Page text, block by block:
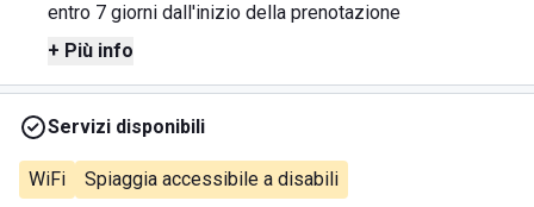
entro 7 giorni dall'inizio della prenotazione
+ Più info
Servizi disponibili
WiFi Spiaggia accessibile a disabili